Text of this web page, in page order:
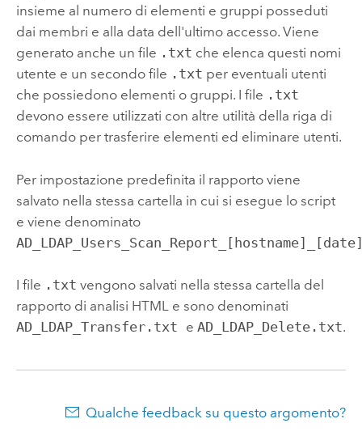
insieme al numero di elementi e gruppi posseduti
dai membri e alla data dell'ultimo accesso. Viene
generato anche un file .txt che elenca questi nomi
utente e un secondo file .txt per eventuali utenti
che possiedono elementi o gruppi. I file .txt
devono essere utilizzati con altre utilità della riga di
comando per trasferire elementi ed eliminare utenti.
Per impostazione predefinita il rapporto viene
salvato nella stessa cartella in cui si esegue lo script
e viene denominato
I file .txt vengono salvati nella stessa cartella del
rapporto di analisi HTML e sono denominati
AD_LDAP_Transfer.txt e AD_LDAP_Delete.txt.
Qualche feedback su questo argomento?